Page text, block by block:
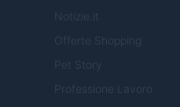
Notizie.it
Offerte Shopping
Pet Story
Professione Lavoro